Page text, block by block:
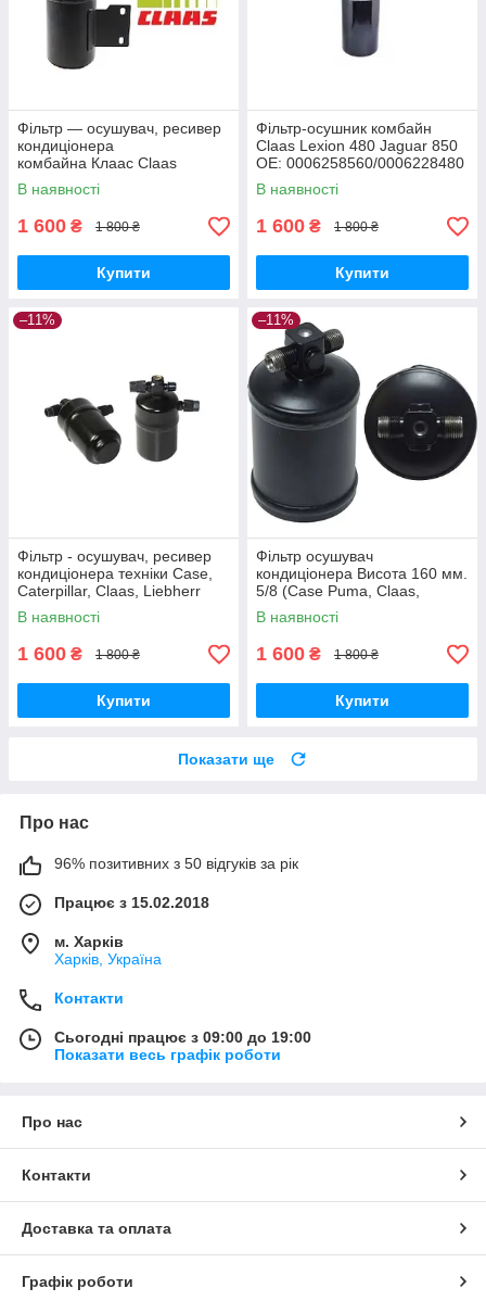
Фільтр — осушувач, ресивер
кондиціонера
комбайна Клаас Claas
LEXION, Volvo, Renault.
В наявності
1 600 ₴ 1 800 ₴
Купити
Фільтр-осушник комбайн
Claas Lexion 480 Jaguar 850
OE: 0006258560/0006228480
В наявності
1 600 ₴ 1 800 ₴
Купити
–11%
Фільтр - осушувач, ресивер
кондиціонера техніки Case,
Caterpillar, Claas, Liebherr
73186213, 121-2447
В наявності
1 600 ₴ 1 800 ₴
Купити
–11%
Фільтр осушувач
кондиціонера Висота 160 мм.
5/8 (Case Puma, Claas,
250929M91 Massey
Ferguson)
В наявності
1 600 ₴ 1 800 ₴
Купити
Показати ще
Про нас
96% позитивних з 50 відгуків за рік
Працює з 15.02.2018
м. Харків
Харків, Україна
Контакти
Сьогодні працює з 09:00 до 19:00
Показати весь графік роботи
Про нас
Контакти
Доставка та оплата
Графік роботи